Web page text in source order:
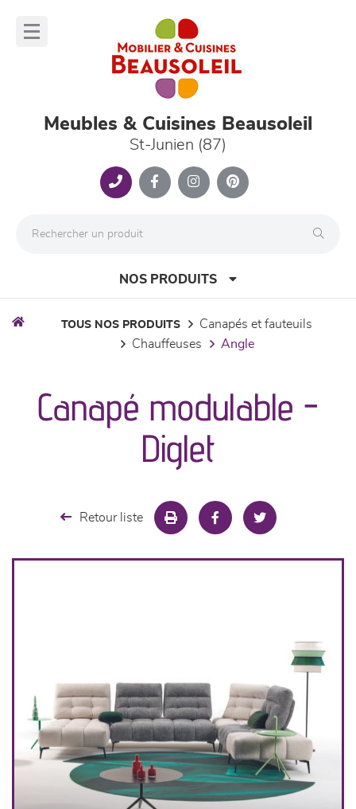
Meubles & Cuisines Beausoleil
St-Junien (87)
NOS PRODUITS
séjours
meubles de complément
TOUS NOS PRODUITS
canapés et fauteuils
chauffeuses
angle
Canapé modulable -
Diglet
Retour liste